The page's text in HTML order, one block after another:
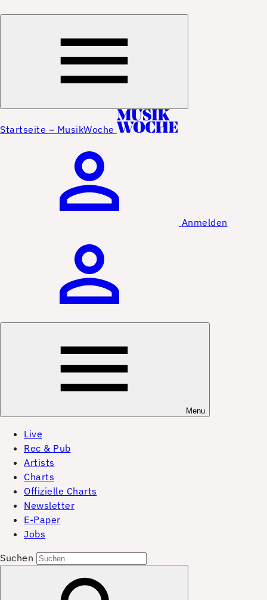
Startseite – MusikWoche
Anmelden
Menu
Live
Rec & Pub
Artists
Charts
Offizielle Charts
Newsletter
E-Paper
Jobs
Suchen